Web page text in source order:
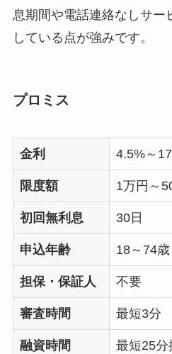
息期間や電話連絡なしサー
している点が強みです。
プロミス
金利 4.5%～
限度額 1万円～
初回無利息 30日
申込年齢 18～74歳
担保・保証人 不要
審査時間 最短3分
融資時間 最短25分